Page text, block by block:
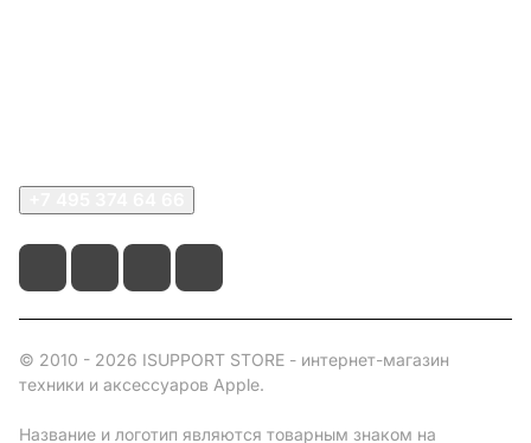
© 2010 - 2026 ISUPPORT STORE - интернет-магазин
техники и аксессуаров Apple.
Название и логотип являются товарным знаком на